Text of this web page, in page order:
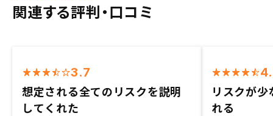
関連する評判・口コミ
3.7
想定される全てのリスクを説明
してくれた
リスクが
れる